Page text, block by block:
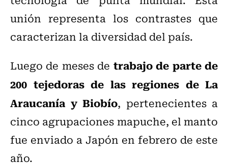
unión representa los contrastes que
caracterizan la diversidad del país.
Luego de meses de trabajo de parte de
200 tejedoras de las regiones de La
Araucanía y Biobío, pertenecientes a
cinco agrupaciones mapuche, el manto
fue enviado a Japón en febrero de este
año.